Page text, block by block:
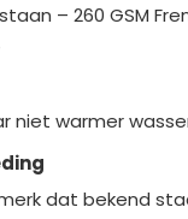
– 260 GSM
niet warmer
dat bekend